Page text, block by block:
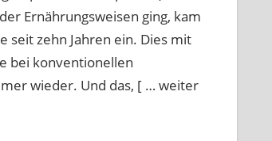
Ernährungsweisen ging, kam
seit zehn Jahren ein. Dies mit
bei konventionellen
wieder. Und das, [ … weiter